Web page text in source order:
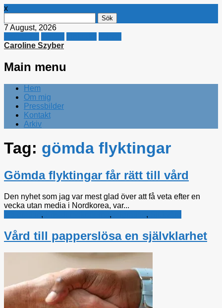
x
efter:
7 August, 2026
Caroline Szyber
Main menu
Skip
content
Hem
Om mig
Pressbilder
Kontakt
Arkiv
Tag: gömda flyktingar
Gömda flyktingar får rätt till vård
Den nyhet som jag var mest glad över att få veta efter en
vecka utan media i Nordkorea, var...
, , ,
Vård till papperslösa en självklarhet